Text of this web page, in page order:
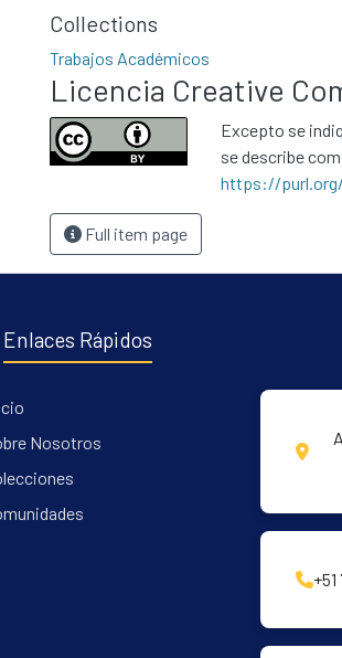
Collections
Trabajos Académicos
Licencia Creative
Excepto se
se describe
https://
Full item page
Enlaces Rápidos
Nosotros
+51